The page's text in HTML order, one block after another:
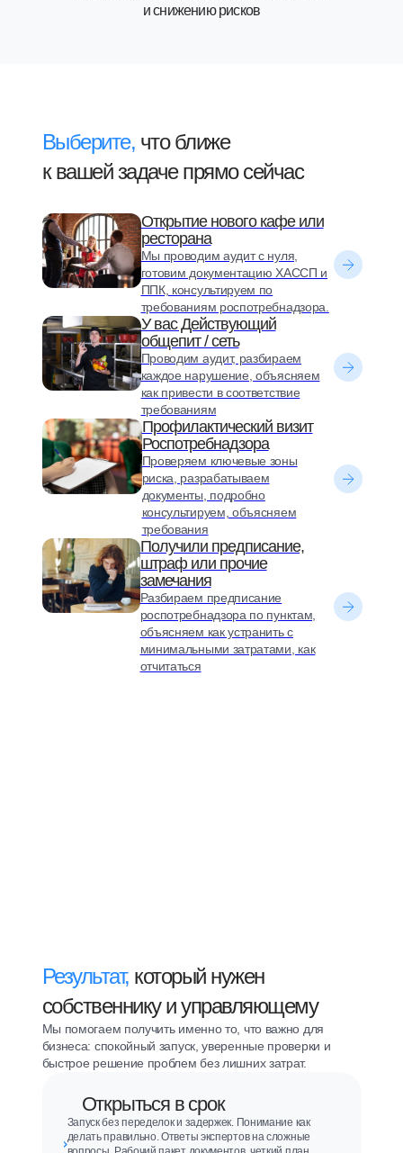
и снижению рисков
Открытие нового кафе или
ресторана
Мы проводим аудит с нуля,
готовим документацию ХАССП и
ППК, консультируем по
требованиям роспотребнадзора.
У вас Действующий
общепит / сеть
Проводим аудит, разбираем
каждое нарушение, объясняем
как привести в соответствие
требованиям
Профилактический визит
Роспотребнадзора
Проверяем ключевые зоны
риска, разрабатываем
документы, подробно
консультируем, объясняем
требования
Получили предписание,
штраф или прочие
замечания
Разбираем предписание
роспотребнадзора по пунктам,
объясняем как устранить с
минимальными затратами, как
отчитаться
Выберите, что ближе
к вашей задаче прямо сейчас
Результат, который нужен
собственнику и управляющему
Мы помогаем получить именно то, что важно для
бизнеса: спокойный запуск, уверенные проверки и
быстрое решение проблем без лишних затрат.
Открыться в срок
Запуск без переделок и задержек. Понимание как
делать правильно. Ответы экспертов на сложные